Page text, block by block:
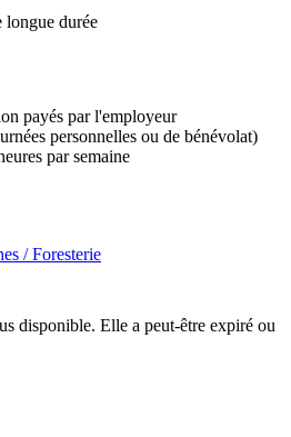
longue durée
payés par l'employeur
personnelles ou de bénévolat)
par semaine
/ Foresterie
disponible. Elle a peut-être expiré ou